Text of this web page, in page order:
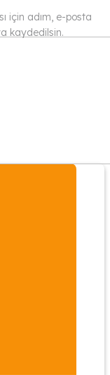
için adım, e-posta
kaydedilsin.